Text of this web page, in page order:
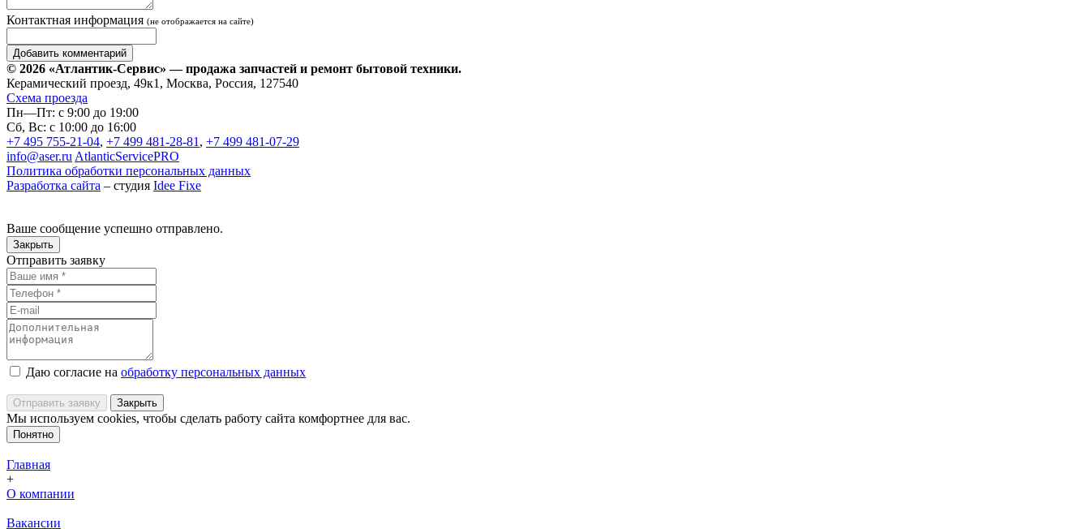
Контактная информация (не отображается на сайте)
© 2026 «Атлантик-Сервис» — продажа запчастей и ремонт бытовой техники.
Керамический проезд, 49к1, Москва, Россия, 127540
Схема проезда
Пн—Пт: с 9:00 до 19:00
Сб, Вс: с 10:00 до 16:00
+7 495 755-21-04, +7 499 481-28-81 , +7 499 481-07-29
info@aser.ru AtlanticServicePRO
Политика обработки персональных данных
Разработка сайта – студия Idee Fixe
Ваше сообщение успешно отправлено.
Закрыть
Отправить заявку
Даю согласие на обработку персональных данных
Отправить заявку Закрыть
Мы используем cookies, чтобы сделать работу сайта комфортнее для вас.
Понятно
Главная
+
О компании
Вакансии